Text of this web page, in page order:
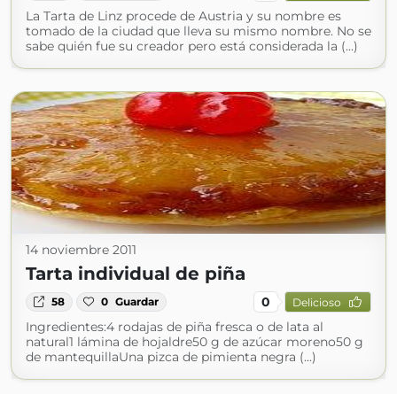
La Tarta de Linz procede de Austria y su nombre es
tomado de la ciudad que lleva su mismo nombre. No se
sabe quién fue su creador pero está considerada la (...)
14 noviembre 2011
Tarta individual de piña
58 0 Guardar 0 Delicioso
Ingredientes:4 rodajas de piña fresca o de lata al
natural1 lámina de hojaldre50 g de azúcar moreno50 g
de mantequillaUna pizca de pimienta negra (...)